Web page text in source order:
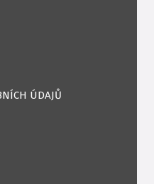
ÚDAJŮ